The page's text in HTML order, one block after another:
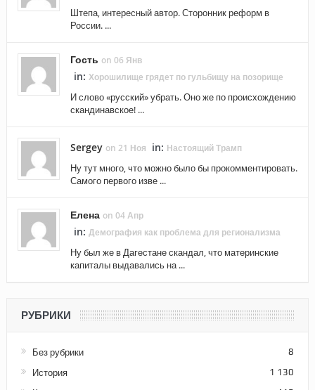
Штепа, интересный автор. Сторонник реформ в
России. ...
Гость on 06 Янв
in: Хорошилище грядет по гульбищу на позорище
И слово «русский» убрать. Оно же по происхождению
скандинавское! ...
Sergey on 21 Ноя in: Настоящий Трамп
Ну тут много, что можно было бы прокомментировать.
Самого первого изве ...
Елена on 04 Апр
in: Демография как проблема для регионализма
Ну был же в Дагестане скандал, что материнские
капиталы выдавались на ...
РУБРИКИ
Без рубрики 8
История 1 130